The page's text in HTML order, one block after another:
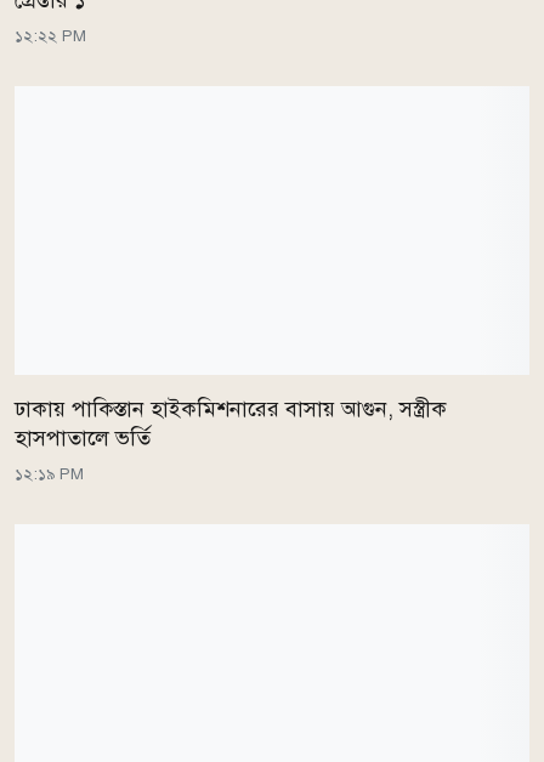
১২:২২ PM
ঢাকায় পাকিস্তান হাইকমিশনারের বাসায় আগুন, সস্ত্রীক
হাসপাতালে ভর্তি
১২:১৯ PM